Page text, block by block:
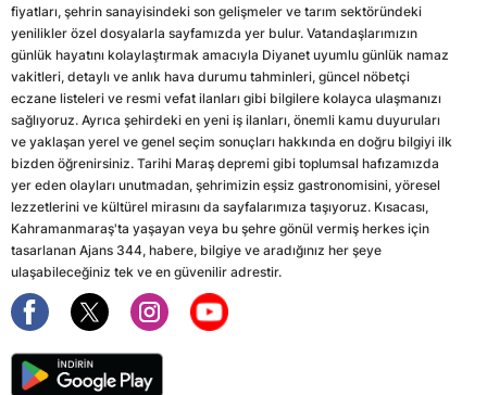
fiyatları, şehrin sanayisindeki son gelişmeler ve tarım sektöründeki
yenilikler özel dosyalarla sayfamızda yer bulur. Vatandaşlarımızın
günlük hayatını kolaylaştırmak amacıyla Diyanet uyumlu günlük namaz
vakitleri, detaylı ve anlık hava durumu tahminleri, güncel nöbetçi
eczane listeleri ve resmi vefat ilanları gibi bilgilere kolayca ulaşmanızı
sağlıyoruz. Ayrıca şehirdeki en yeni iş ilanları, önemli kamu duyuruları
ve yaklaşan yerel ve genel seçim sonuçları hakkında en doğru bilgiyi ilk
bizden öğrenirsiniz. Tarihi Maraş depremi gibi toplumsal hafızamızda
yer eden olayları unutmadan, şehrimizin eşsiz gastronomisini, yöresel
lezzetlerini ve kültürel mirasını da sayfalarımıza taşıyoruz. Kısacası,
Kahramanmaraş'ta yaşayan veya bu şehre gönül vermiş herkes için
tasarlanan Ajans 344, habere, bilgiye ve aradığınız her şeye
ulaşabileceğiniz tek ve en güvenilir adrestir.